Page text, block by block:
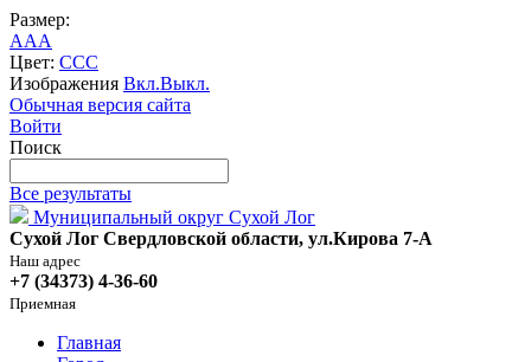
Размер:
AAA
Цвет: CCC
Изображения Вкл.Выкл.
Обычная версия сайта
Войти
Поиск
Все результаты
Муниципальный округ Сухой Лог
Сухой Лог Свердловской области, ул.Кирова 7-А
Наш адрес
+7 (34373) 4-36-60
Приемная
Главная